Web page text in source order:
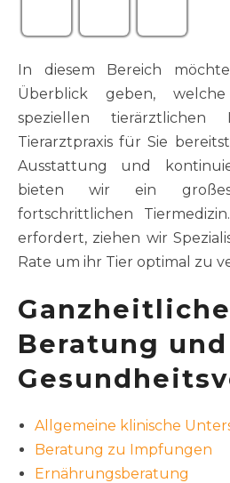
In diesem Bereich
Überblick geben,
speziellen tierärztlichen
Tierarztpraxis für Sie
Ausstattung und
bieten wir ein
fortschrittlichen
erfordert, ziehen wir
Rate um ihr Tier optimal zu
Ganzheitliche
Beratung und
Allgemeine klinische
Beratung zu Impfungen
Ernährungsberatung